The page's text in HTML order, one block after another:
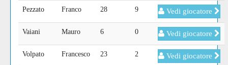
Pezzato Franco 28 9 Vedi giocatore
Vaiani Mauro 6 0 Vedi giocatore
Volpato Francesco 23 2 Vedi giocatore